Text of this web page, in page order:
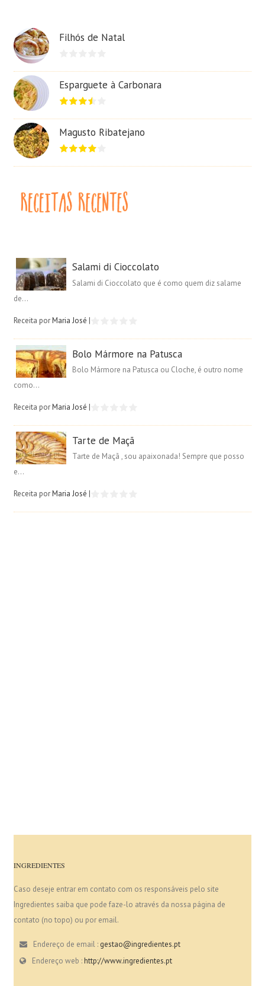
Filhós de Natal
Esparguete à Carbonara
Magusto Ribatejano
Salami di Cioccolato
Salami di Cioccolato que é como quem diz salame
de...
Receita porMaria José |
Bolo Mármore na Patusca
Bolo Mármore na Patusca ou Cloche, é outro nome
como...
Receita porMaria José |
Tarte de Maçã
Tarte de Maçã , sou apaixonada! Sempre que posso
e...
Receita porMaria José |
INGREDIENTES
Caso deseje entrar em contato com os responsáveis pelo site
Ingredientes saiba que pode faze-lo através da nossa página de
contato (no topo) ou por email.
Endereço de email : gestao@ingredientes.pt
Endereço web :http://www.ingredientes.pt